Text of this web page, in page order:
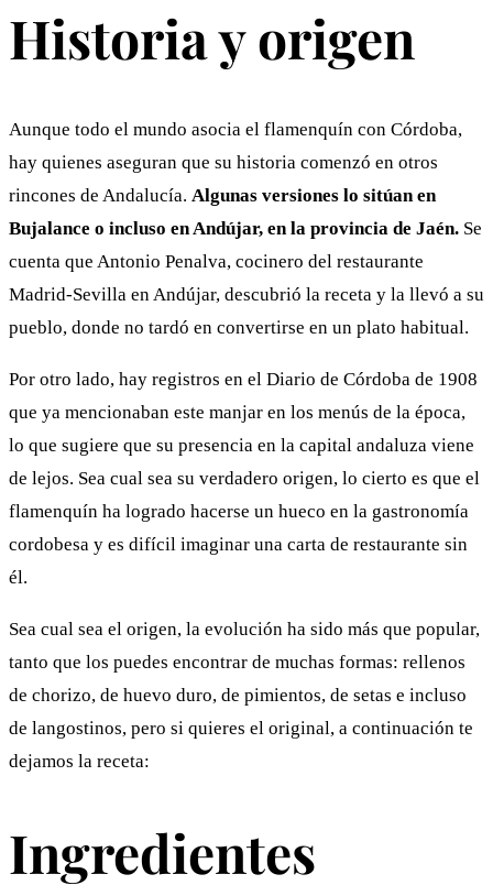
Historia y origen
Aunque todo el mundo asocia el flamenquín con Córdoba,
hay quienes aseguran que su historia comenzó en otros
rincones de Andalucía. Algunas versiones lo sitúan en
Bujalance o incluso en Andújar, en la provincia de Jaén. Se
cuenta que Antonio Penalva, cocinero del restaurante
Madrid-Sevilla en Andújar, descubrió la receta y la llevó a su
pueblo, donde no tardó en convertirse en un plato habitual.
Por otro lado, hay registros en el Diario de Córdoba de 1908
que ya mencionaban este manjar en los menús de la época,
lo que sugiere que su presencia en la capital andaluza viene
de lejos. Sea cual sea su verdadero origen, lo cierto es que el
flamenquín ha logrado hacerse un hueco en la gastronomía
cordobesa y es difícil imaginar una carta de restaurante sin
él.
Sea cual sea el origen, la evolución ha sido más que popular,
tanto que los puedes encontrar de muchas formas: rellenos
de chorizo, de huevo duro, de pimientos, de setas e incluso
de langostinos, pero si quieres el original, a continuación te
dejamos la receta:
Ingredientes